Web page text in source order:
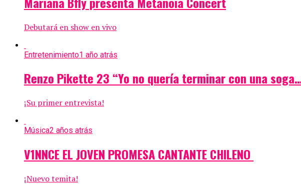
Debutará en show en vivo
Entretenimiento1 año atrás
Renzo Pikette 23 “Yo no quería terminar con una
¡Su primer entrevista!
Música2 años atrás
V1NNCE EL JOVEN PROMESA CANTANTE CHILENO
¡Nuevo temita!